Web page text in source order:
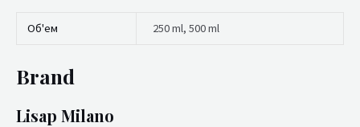
Об'ем 250 ml, 500 ml
Brand
Lisap Milano